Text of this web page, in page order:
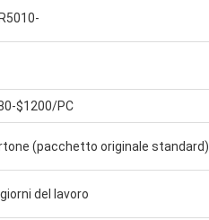
$1200/PC
(pacchetto originale standard)
del lavoro